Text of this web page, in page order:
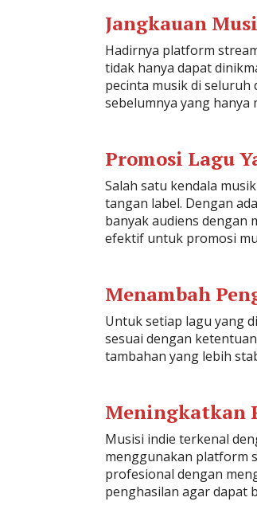
Jangkauan
Hadirnya platform
tidak hanya dapat
pecinta musik di seluruh
sebelumnya yang
Promosi Lagu
Salah satu kendala
tangan label. Dengan
banyak audiens dengan
efektif untuk promosi
Menambah
Untuk setiap lagu yang
sesuai dengan
tambahan yang lebih
Meningkatkan
Musisi indie terkenal
menggunakan platform
profesional dengan
penghasilan agar dapat